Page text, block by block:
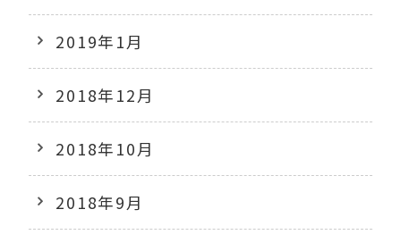
2019年1月
2018年12月
2018年10月
2018年9月